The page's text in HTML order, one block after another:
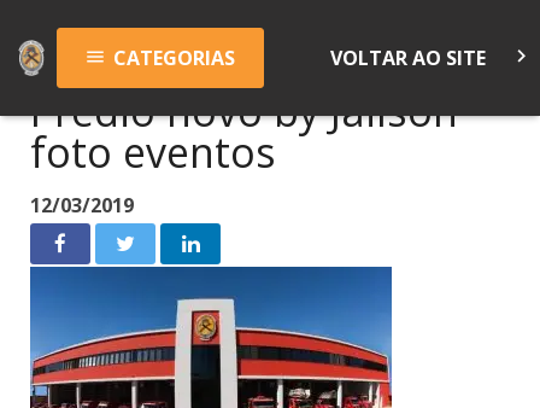
menu CATEGORIAS VOLTAR AO SITE keyboard_arrow_right
Prédio novo by Jailson
foto eventos
12/03/2019